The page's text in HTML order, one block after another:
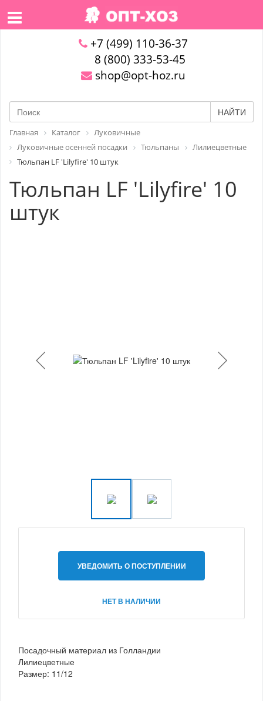
+7 (499) 110-36-37
8 (800) 333-53-45
shop@opt-hoz.ru
НАЙТИ
Главная Каталог
Луковичные
Луковичные осенней посадки
Тюльпаны
Лилиецветные
Тюльпан LF 'Lilyfire' 10 штук
Тюльпан LF 'Lilyfire' 10
штук
УВЕДОМИТЬ О ПОСТУПЛЕНИИ
НЕТ В НАЛИЧИИ
Посадочный материал из Голландии
Лилиецветные
Размер: 11/12